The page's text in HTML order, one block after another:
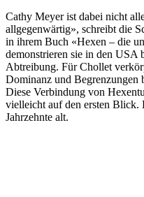
Cathy Meyer ist dabei nicht
allgegenwärtig», schreibt die
in ihrem Buch «Hexen – die
demonstrieren sie in den USA
Abtreibung. Für Chollet
Dominanz und Begrenzungen
Diese Verbindung von
vielleicht auf den ersten Blick.
Jahrzehnte alt.